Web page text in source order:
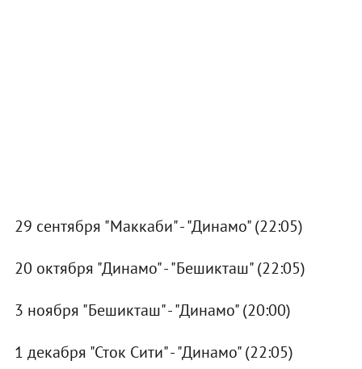
29 сентября "Маккаби" - "Динамо" (22:05)
20 октября "Динамо" - "Бешикташ" (22:05)
3 ноября "Бешикташ" - "Динамо" (20:00)
1 декабря "Сток Сити" - "Динамо" (22:05)